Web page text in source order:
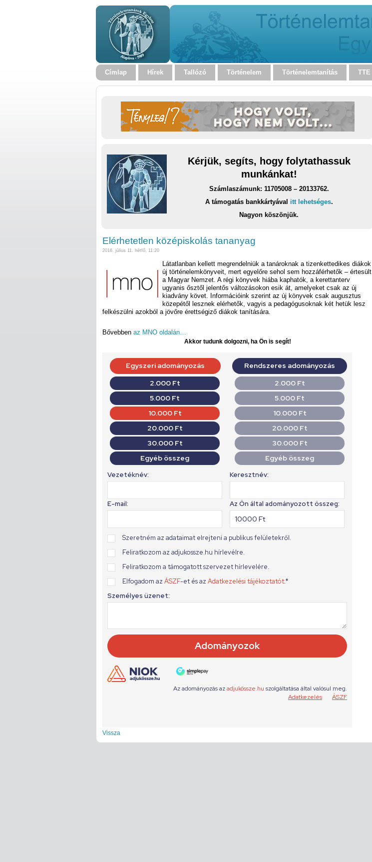
Címlap Hírek Tallózó Történelem Történelemtanítás TTE
Kérjük, segíts, hogy folytathassuk
munkánkat!
Számlaszámunk: 11705008 – 20133762.
A támogatás bankkártyával itt lehetséges.
Nagyon köszönjük.
Elérhetetlen középiskolás tananyag
2016. július 11. hétfő, 11:20
Látatlanban kellett megrendelniük a tanároknak a tizenkettedikes diákok
új történelemkönyveit, mert egyelőre sehol sem hozzáférhetők – értesült
a Magyar Nemzet. A régi könyvek hiába kaphatók, a kerettanterv
ugyanis ősztől jelentős változásokon esik át, amelyeket csak az új
kiadvány követ. Információink szerint az új könyvek csak augusztus
közepétől lesznek elérhetők, vagyis a pedagógusoknak két hetük lesz
felkészülni azokból a jövőre érettségiző diákok tanítására.
Bővebben az MNO oldalán…
Akkor tudunk dolgozni, ha Ön is segít!
Vissza